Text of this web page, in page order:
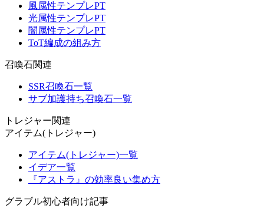
風属性テンプレPT
光属性テンプレPT
闇属性テンプレPT
ToT編成の組み方
召喚石関連
SSR召喚石一覧
サブ加護持ち召喚石一覧
トレジャー関連
アイテム(トレジャー)
アイテム(トレジャー)一覧
イデア一覧
『アストラ』の効率良い集め方
グラブル初心者向け記事